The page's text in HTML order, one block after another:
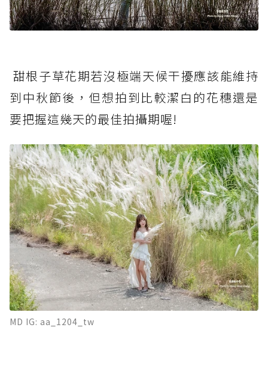
甜根子草花期若沒極端天候干擾應該能維持
到中秋節後，但想拍到比較潔白的花穗還是
要把握這幾天的最佳拍攝期喔!
MD IG: aa_1204_tw